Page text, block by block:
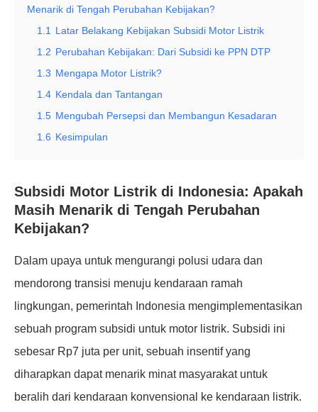
Menarik di Tengah Perubahan Kebijakan?
1.1
Latar Belakang Kebijakan Subsidi Motor Listrik
1.2 Perubahan Kebijakan: Dari Subsidi ke PPN DTP
1.3 Mengapa Motor Listrik?
1.4 Kendala dan Tantangan
1.5 Mengubah Persepsi dan Membangun Kesadaran
1.6 Kesimpulan
Subsidi Motor Listrik di Indonesia: Apakah
Masih Menarik di Tengah Perubahan
Kebijakan?
Dalam upaya untuk mengurangi polusi udara dan
mendorong transisi menuju kendaraan ramah
lingkungan, pemerintah Indonesia mengimplementasikan
sebuah program subsidi untuk motor listrik. Subsidi ini
sebesar Rp7 juta per unit, sebuah insentif yang
diharapkan dapat menarik minat masyarakat untuk
beralih dari kendaraan konvensional ke kendaraan listrik.